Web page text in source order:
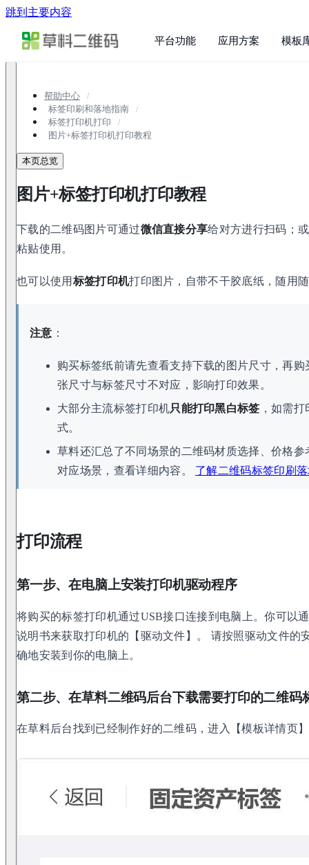
跳到主要内容
平台功能 应用方案 模板
帮助中心
标签印刷和落地指南
标签打印机打印
图片+标签打印机打印教程
本页总览
图片+标签打印机打印教程
下载的二维码图片可通过微信直接分享给对方进行扫码；
粘贴使用。
也可以使用 标签打印机打印图片，自带不干胶底纸，随用
注意 ：
购买标签纸前请先查看支持下载的图片尺寸，再
张尺寸与标签尺寸不对应，影响打印效果。
大部分主流标签打印机只能打印黑白标签 ，如需
式。
草料还汇总了不同场景的二维码材质选择、价格
对应场景，查看详细内容。 了解二维码标签印刷
打印流程
第一步、在电脑上安装打印机驱动程序
将购买的标签打印机通过USB接口连接到电脑上。你可以
说明书来获取打印机的【驱动文件】。 请按照驱动文件的
确地安装到你的电脑上。
第二步、在草料二维码后台下载需要打印的二维码
在草料后台找到已经制作好的二维码，进入【模板详情页